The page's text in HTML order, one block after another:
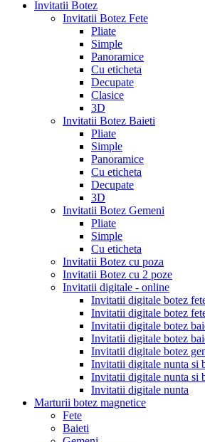
Invitatii Botez
Invitatii Botez Fete
Pliate
Simple
Panoramice
Cu eticheta
Decupate
Clasice
3D
Invitatii Botez Baieti
Pliate
Simple
Panoramice
Cu eticheta
Decupate
3D
Invitatii Botez Gemeni
Pliate
Simple
Cu eticheta
Invitatii Botez cu poza
Invitatii Botez cu 2 poze
Invitatii digitale - online
Invitatii digitale botez
Invitatii digitale botez
Invitatii digitale botez
Invitatii digitale botez
Invitatii digitale botez
Invitatii digitale nunta si
Invitatii digitale nunta si
Invitatii digitale nunta
Marturii botez magnetice
Fete
Baieti